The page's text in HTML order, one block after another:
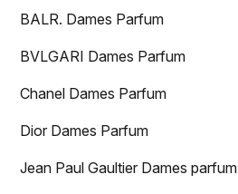
BALR. Dames Parfum
BVLGARI Dames Parfum
Chanel Dames Parfum
Dior Dames Parfum
Jean Paul Gaultier Dames parfum